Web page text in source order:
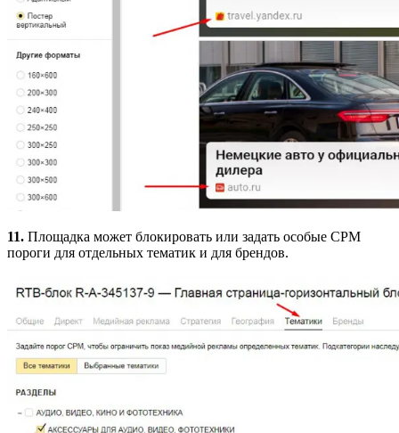
11. Площадка может блокировать или задать особые CPM
пороги для отдельных тематик и для брендов.